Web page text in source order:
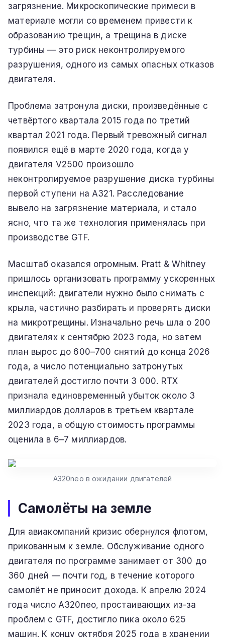
загрязнение. Микроскопические примеси в
материале могли со временем привести к
образованию трещин, а трещина в диске
турбины — это риск неконтролируемого
разрушения, одного из самых опасных отказов
двигателя.
Проблема затронула диски, произведённые с
четвёртого квартала 2015 года по третий
квартал 2021 года. Первый тревожный сигнал
появился ещё в марте 2020 года, когда у
двигателя V2500 произошло
неконтролируемое разрушение диска турбины
первой ступени на A321. Расследование
вывело на загрязнение материала, и стало
ясно, что та же технология применялась при
производстве GTF.
Масштаб оказался огромным. Pratt & Whitney
пришлось организовать программу ускоренных
инспекций: двигатели нужно было снимать с
крыла, частично разбирать и проверять диски
на микротрещины. Изначально речь шла о 200
двигателях к сентябрю 2023 года, но затем
план вырос до 600–700 снятий до конца 2026
года, а число потенциально затронутых
двигателей достигло почти 3 000. RTX
признала единовременный убыток около 3
миллиардов долларов в третьем квартале
2023 года, а общую стоимость программы
оценила в 6–7 миллиардов.
A320neo в ожидании двигателей
Самолёты на земле
Для авиакомпаний кризис обернулся флотом,
прикованным к земле. Обслуживание одного
двигателя по программе занимает от 300 до
360 дней — почти год, в течение которого
самолёт не приносит дохода. К апрелю 2024
года число A320neo, простаивающих из-за
проблем с GTF, достигло пика около 625
машин. К концу октября 2025 года в хранении